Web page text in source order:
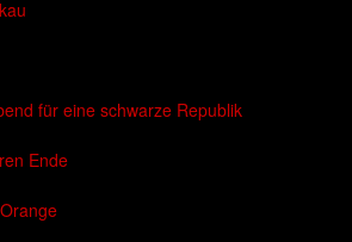
für eine schwarze Republik
Ende